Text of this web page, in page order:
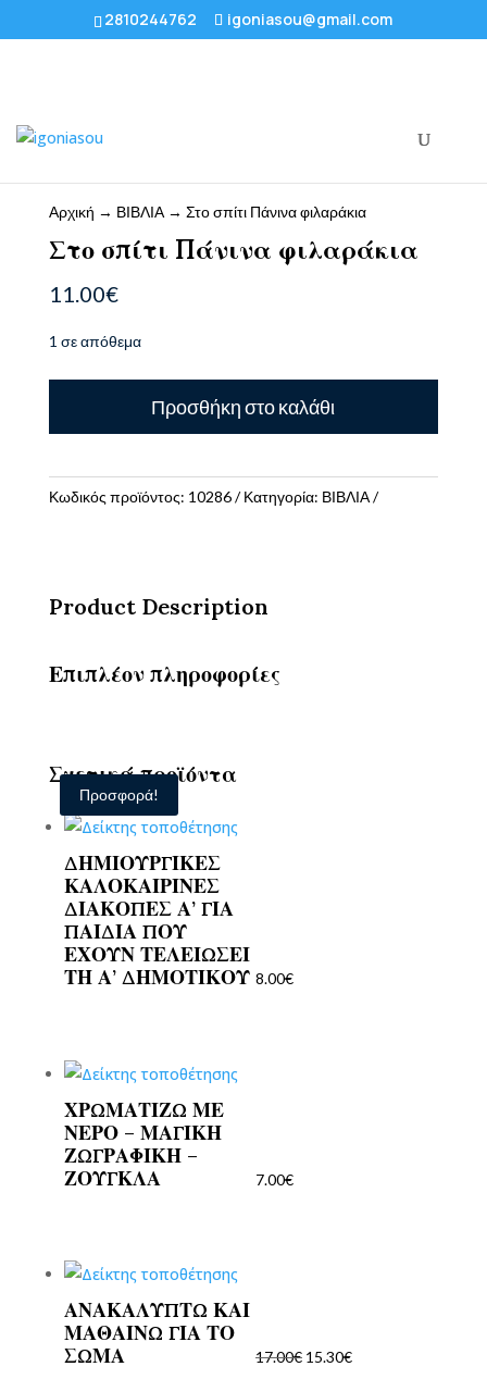
2810244762 igoniasou@gmail.com
Αρχική → ΒΙΒΛΙΑ→ Στο σπίτι Πάνινα φιλαράκια
Στο σπίτι Πάνινα φιλαράκια
11.00€
1 σε απόθεμα
Πάνινα
ποσότητα
Προσθήκη στο καλάθι
Κωδικός προϊόντος: 10286 Κατηγορία: ΒΙΒΛΙΑ
Product Description
Επιπλέον πληροφορίες
Σχετικά προϊόντα
ΔΗΜΙΟΥΡΓΙΚΕΣ
ΚΑΛΟΚΑΙΡΙΝΕΣ
ΔΙΑΚΟΠΕΣ Α’ ΓΙΑ
ΠΑΙΔΙΑ ΠΟΥ
ΕΧΟΥΝ ΤΕΛΕΙΩΣΕΙ
ΤΗ Α’ ΔΗΜΟΤΙΚΟΥ 8.00€
ΧΡΩΜΑΤΙΖΩ ΜΕ
ΝΕΡΟ – ΜΑΓΙΚΗ
ΖΩΓΡΑΦΙΚΗ –
ΖΟΥΓΚΛΑ
7.00€
Προσφορά!
ΑΝΑΚΑΛΥΠΤΩ ΚΑΙ
ΜΑΘΑΙΝΩ ΓΙΑ ΤΟ
ΣΩΜΑ
17.00€
was:
15.30€
τιμή